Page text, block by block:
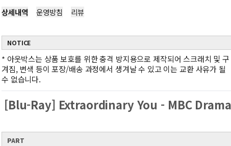
상세내역 운영방침 리뷰
NOTICE
* 아웃박스는 상품 보호를 위한 충격 방지용으로 제작되어 스크래치 및 구
겨짐, 변색 등이 포장/배송 과정에서 생겨날 수 있고 이는 교환 사유가 될
수 없습니다.
[Blu-Ray] Extraordinary You - MBC Drama
PART